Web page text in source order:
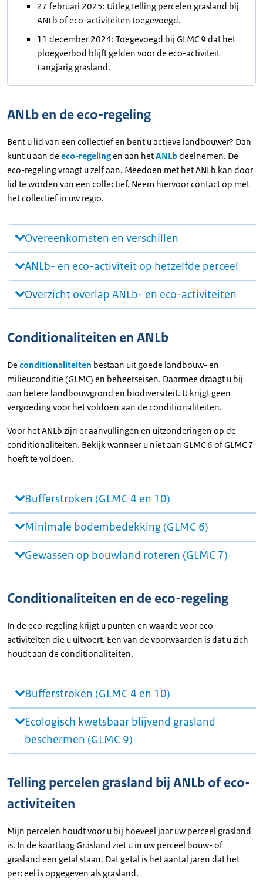
27 februari 2025: Uitleg telling percelen grasland bij
ANLb of eco-activiteiten toegevoegd.
11 december 2024: Toegevoegd bij GLMC 9 dat het
ploegverbod blijft gelden voor de eco-activiteit
Langjarig grasland.
ANLb en de eco-regeling
Bent u lid van een collectief en bent u actieve landbouwer? Dan
kunt u aan de eco-regelingen aan hetANLbdeelnemen. De
eco-regeling vraagt u zelf aan. Meedoen met het ANLb kan door
lid te worden van een collectief. Neem hiervoor contact op met
het collectief in uw regio.
Overeenkomsten en verschillen
ANLb- en eco-activiteit op hetzelfde perceel
Overzicht overlap ANLb- en eco-activiteiten
Conditionaliteiten en ANLb
De conditionaliteiten bestaan uit goede landbouw- en
milieuconditie (GLMC) en beheerseisen. Daarmee draagt u bij
aan betere landbouwgrond en biodiversiteit. U krijgt geen
vergoeding voor het voldoen aan de conditionaliteiten.
Voor het ANLb zijn er aanvullingen en uitzonderingen op de
conditionaliteiten. Bekijk wanneer u niet aan GLMC 6 of GLMC 7
hoeft te voldoen.
Bufferstroken (GLMC 4 en 10)
Minimale bodembedekking (GLMC 6)
Gewassen op bouwland roteren (GLMC 7)
Conditionaliteiten en de eco-regeling
In de eco-regeling krijgt u punten en waarde voor eco-
activiteiten die u uitvoert. Een van de voorwaarden is dat u zich
houdt aan de conditionaliteiten.
Bufferstroken (GLMC 4 en 10)
Ecologisch kwetsbaar blijvend grasland
beschermen (GLMC 9)
Telling percelen grasland bij ANLb of eco-
activiteiten
Mijn percelen houdt voor u bij hoeveel jaar uw perceel grasland
is. In de kaartlaag Grasland ziet u in uw perceel bouw- of
grasland een getal staan. Dat getal is het aantal jaren dat het
perceel is opgegeven als grasland.